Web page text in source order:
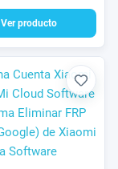
Ver producto